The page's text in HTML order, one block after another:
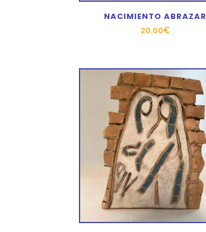
NACIMIENTO ABRAZAR
20,00€